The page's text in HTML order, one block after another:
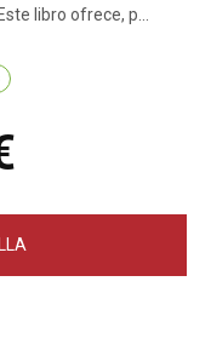
libro ofrece, p...